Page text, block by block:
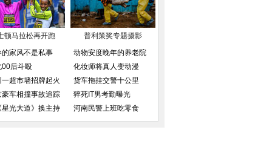
顿马拉松再开跑
普利策奖专题摄影
的家风不是私事
00后斗殴
一超市墙招牌起火
豪车相撞事故追踪
星光大道》换主持
动物安度晚年的养老院
化妆师将真人变动漫
货车拖挂交警十公里
猝死IT男考勤曝光
河南民警上班吃零食